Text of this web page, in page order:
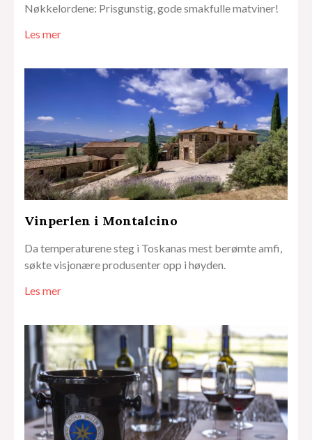
Nøkkelordene: Prisgunstig, gode smakfulle matviner!
Les mer
Vinperlen i Montalcino
Da temperaturene steg i Toskanas mest berømte amfi,
søkte visjonære produsenter opp i høyden.
Les mer